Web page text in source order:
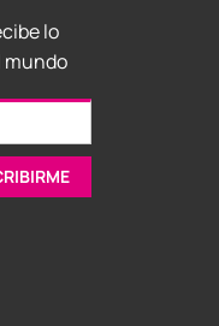
lo
mundo